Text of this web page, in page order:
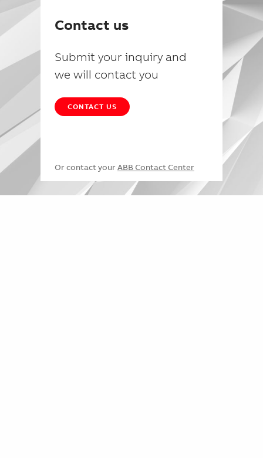
Contact us
Submit your inquiry and
we will contact you
CONTACT US
Or contact your ABB Contact Center